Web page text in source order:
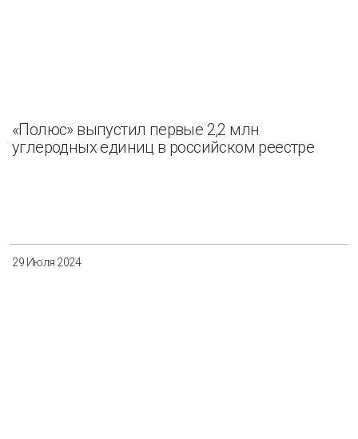
«Полюс» выпустил первые 2,2 млн
углеродных единиц в российском реестре
29 Июля 2024